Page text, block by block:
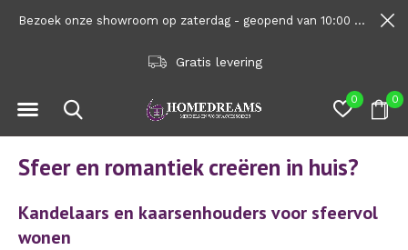
0 0
Gratis levering
Bezoek onze showroom op zaterdag - geopend van 10:00 tot 1600
Sfeer en romantiek creëren in huis?
Kandelaars en kaarsenhouders voor sfeervol
wonen